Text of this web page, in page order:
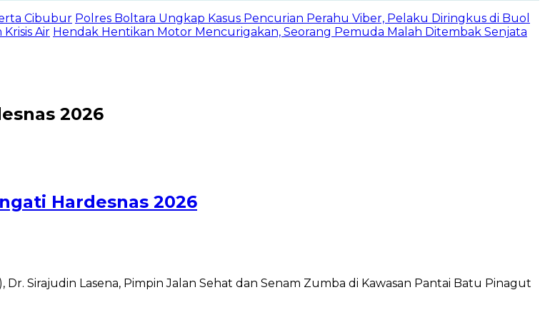
Cibubur Polres Boltara Ungkap Kasus Pencurian Perahu Viber, Pelaku Diringkus di Buol
Air Hendak Hentikan Motor Mencurigakan, Seorang Pemuda Malah Ditembak Senjata
2026
Hardesnas 2026
Sirajudin Lasena, Pimpin Jalan Sehat dan Senam Zumba di Kawasan Pantai Batu Pinagut